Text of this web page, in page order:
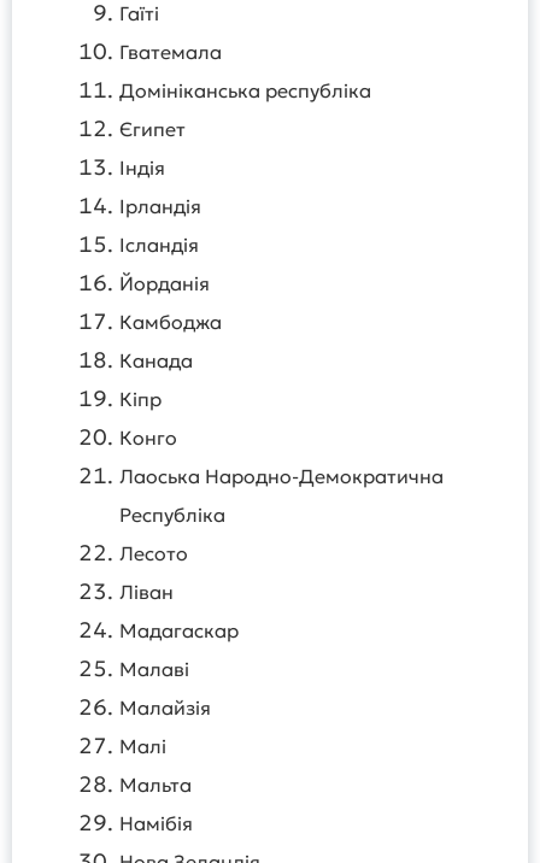
Гаїті
Гватемала
Домініканська республіка
Єгипет
Індія
Ірландія
Ісландія
Йорданія
Камбоджа
Канада
Кіпр
Конго
Лаоська Народно-Демократична
Республіка
Лесото
Ліван
Мадагаскар
Малаві
Малайзія
Малі
Мальта
Намібія